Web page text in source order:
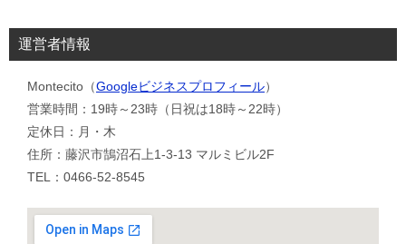
運営者情報
Montecito（Googleビジネスプロフィール）
営業時間：19時～23時（日祝は18時～22時）
定休日：月・木
住所：藤沢市鵠沼石上1-3-13 マルミビル2F
TEL：0466-52-8545